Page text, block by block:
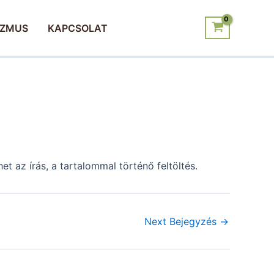
KAPCSOLAT
az írás, a tartalommal történő feltöltés.
Next Bejegyzés →